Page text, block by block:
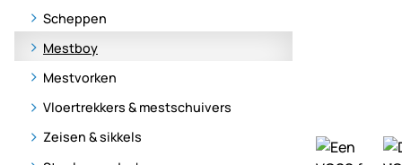
Scheppen
Mestboy
Mestvorken
Vloertrekkers & mestschuivers
Zeisen & sikkels